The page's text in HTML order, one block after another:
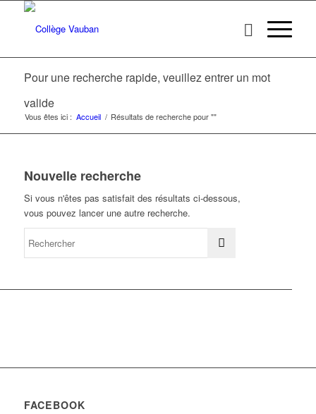
Pour une recherche rapide, veuillez entrer un mot
valide
Vous êtes ici : Accueil / Résultats de recherche pour ""
Nouvelle recherche
Si vous n'êtes pas satisfait des résultats ci-dessous,
vous pouvez lancer une autre recherche.
FACEBOOK